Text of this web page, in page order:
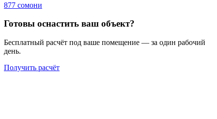
877 сомони
Готовы оснастить ваш объект?
Бесплатный расчёт под ваше помещение — за один рабочий
день.
Получить расчёт